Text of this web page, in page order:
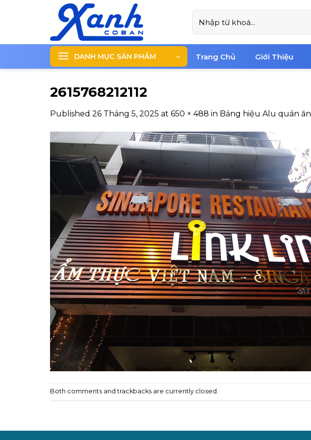
Tìm
kiếm:
DANH MỤC SẢN PHẨM Trang Chủ Giới Thiệu
2615768212112
Published 26 Tháng 5, 2025 at 650 × 488 in Bảng hiệu Alu quán ăn
Both comments and trackbacks are currently closed.